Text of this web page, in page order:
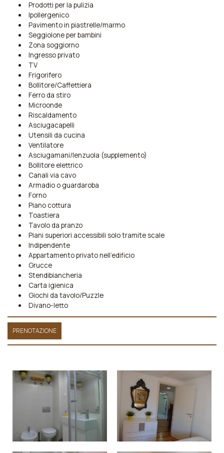
Prodotti per la pulizia
Ipollergenico
Pavimento in piastrelle/marmo
Seggiolone per bambini
Zona soggiorno
Ingresso privato
TV
Frigorifero
Bollitore/Caffettiera
Ferro da stiro
Microonde
Riscaldamento
Asciugacapelli
Utensili da cucina
Ventilatore
Asciugamani/lenzuola (supplemento)
Bollitore elettrico
Canali via cavo
Armadio o guardaroba
Forno
Piano cottura
Toastiera
Tavolo da pranzo
Piani superiori accessibili solo tramite scale
Indipendente
Appartamento privato nell’edificio
Grucce
Stendibiancheria
Carta igienica
Giochi da tavolo/Puzzle
Divano-letto
PRENOTAZIONE